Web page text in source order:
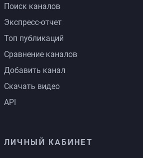
Поиск каналов
Экспресс-отчет
Топ публикаций
Сравнение каналов
Добавить канал
Скачать видео
API
ЛИЧНЫЙ КАБИНЕТ